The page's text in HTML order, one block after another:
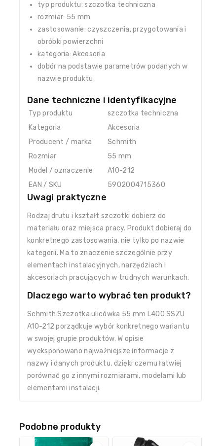
typ produktu: szczotka techniczna
rozmiar: 55 mm
zastosowanie: czyszczenia, przygotowania i
obróbki powierzchni
kategoria: Akcesoria
dobór na podstawie parametrów podanych w
nazwie produktu
Dane techniczne i identyfikacyjne
Typ produktu
szczotka techniczna
Kategoria
Akcesoria
Producent / marka
Schmith
Rozmiar
55 mm
Model / oznaczenie
A10-212
EAN / SKU
5902004715360
Uwagi praktyczne
Rodzaj drutu i kształt szczotki dobierz do
materiału oraz miejsca pracy. Produkt dobieraj do
konkretnego zastosowania, nie tylko po nazwie
kategorii. Ma to znaczenie szczególnie przy
elementach instalacyjnych, narzędziach i
akcesoriach pracujących w trudnych warunkach.
Dlaczego warto wybrać ten produkt?
Schmith Szczotka ulicówka 55 mm L400 SSZU
A10-212 porządkuje wybór konkretnego wariantu
w swojej grupie produktów. W opisie
wyeksponowano najważniejsze informacje z
nazwy i danych produktu, dzięki czemu łatwiej
porównać go z innymi rozmiarami, modelami lub
elementami instalacji.
Podobne produkty